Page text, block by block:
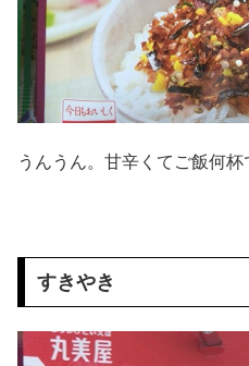
うんうん。甘辛くてご飯何杯
すきやき